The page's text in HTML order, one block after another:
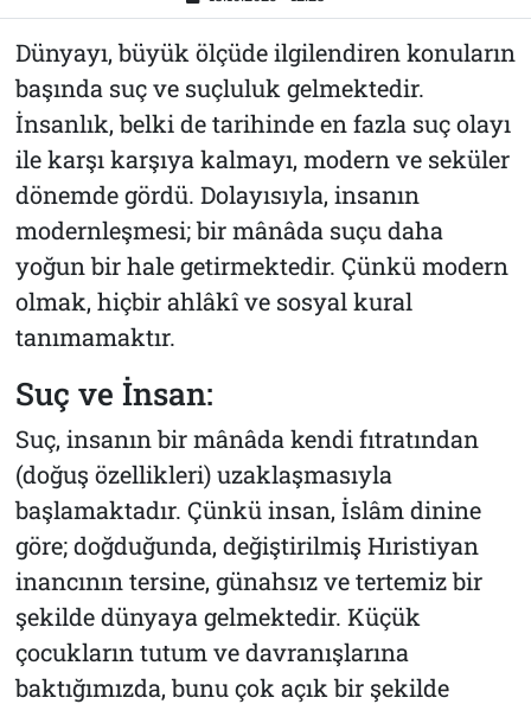
Dünyayı, büyük ölçüde ilgilendiren konuların
başında suç ve suçluluk gelmektedir.
İnsanlık, belki de tarihinde en fazla suç olayı
ile karşı karşıya kalmayı, modern ve seküler
dönemde gördü. Dolayısıyla, insanın
modernleşmesi; bir mânâda suçu daha
yoğun bir hale getirmektedir. Çünkü modern
olmak, hiçbir ahlâkî ve sosyal kural
tanımamaktır.
Suç ve İnsan:
Suç, insanın bir mânâda kendi fıtratından
(doğuş özellikleri) uzaklaşmasıyla
başlamaktadır. Çünkü insan, İslâm dinine
göre; doğduğunda, değiştirilmiş Hıristiyan
inancının tersine, günahsız ve tertemiz bir
şekilde dünyaya gelmektedir. Küçük
çocukların tutum ve davranışlarına
baktığımızda, bunu çok açık bir şekilde